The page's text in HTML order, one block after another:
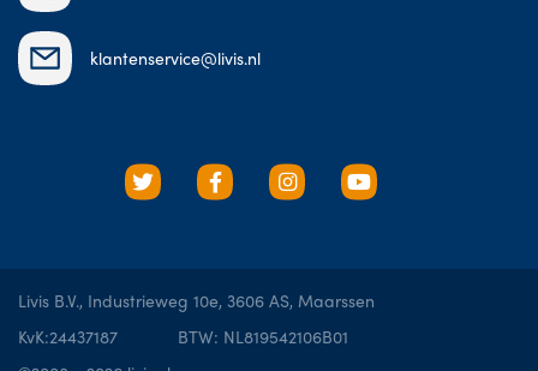
klantenservice@livis.nl
Livis B.V., Industrieweg 10e, 3606 AS, Maarssen
KvK:24437187
BTW: NL819542106B01